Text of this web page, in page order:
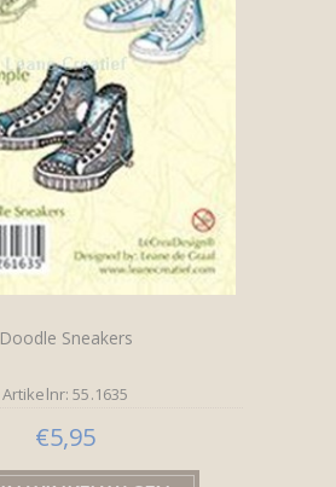
Doodle Sneakers
Artikelnr: 55.1635
€5,95